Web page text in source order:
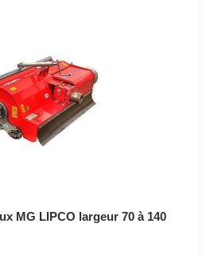
MG LIPCO largeur 70 à 140